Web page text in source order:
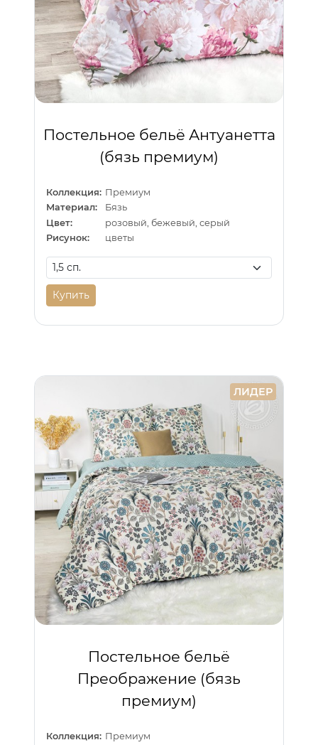
Постельное бельё Антуанетта
(бязь премиум)
Коллекция: Премиум
Материал:
Бязь
Цвет:
розовый, бежевый, серый
Рисунок:
цветы
Купить
ЛИДЕР
Постельное бельё
Преображение (бязь
премиум)
Коллекция: Премиум